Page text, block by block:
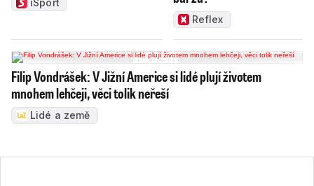
Reflex
Filip Vondrášek: V Jižní Americe si lidé plují životem
mnohem lehčeji, věci tolik neřeší
Lidé a země